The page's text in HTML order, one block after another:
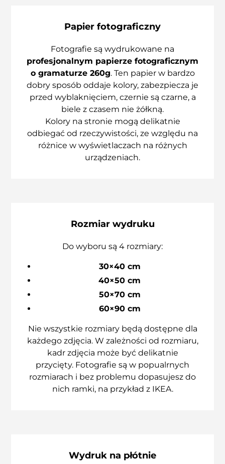
Papier fotograficzny
Fotografie są wydrukowane na
profesjonalnym papierze fotograficznym
o gramaturze 260g. Ten papier w bardzo
dobry sposób oddaje kolory, zabezpiecza je
przed wyblaknięciem, czernie są czarne, a
biele z czasem nie żółkną.
Kolory na stronie mogą delikatnie
odbiegać od rzeczywistości, ze względu na
różnice w wyświetlaczach na różnych
urządzeniach.
Rozmiar wydruku
Do wyboru są 4 rozmiary:
30×40 cm
40×50 cm
50×70 cm
60×90 cm
Nie wszystkie rozmiary będą dostępne dla
każdego zdjęcia. W zależności od rozmiaru,
kadr zdjęcia może być delikatnie
przycięty. Fotografie są w popualrnych
rozmiarach i bez problemu dopasujesz do
nich ramki, na przykład z IKEA.
Wydruk na płótnie